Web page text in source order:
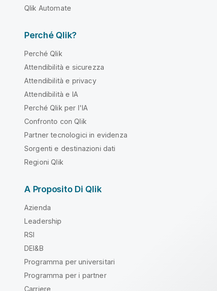
Qlik Automate
Perché Qlik?
Perché Qlik
Attendibilità e sicurezza
Attendibilità e privacy
Attendibilità e IA
Perché Qlik per l'IA
Confronto con Qlik
Partner tecnologici in evidenza
Sorgenti e destinazioni dati
Regioni Qlik
A Proposito Di Qlik
Azienda
Leadership
RSI
DEI&B
Programma per universitari
Programma per i partner
Carriere